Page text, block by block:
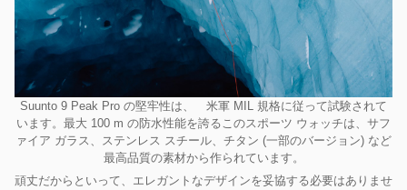
Suunto 9 Peak Pro の堅牢性は、 米軍 MIL 規格に従って試験されて
います。最大 100 m の防水性能を誇るこのスポーツ ウォッチは、サフ
ァイア ガラス、ステンレス スチール、チタン (一部のバージョン) など
最高品質の素材から作られています。
頑丈だからといって、エレガントなデザインを妥協する必要はありませ